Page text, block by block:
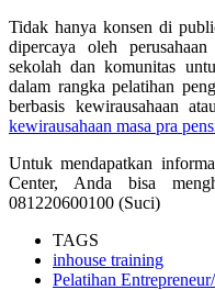
Tidak hanya konsen di
dipercaya oleh
sekolah dan komunitas
dalam rangka pelatihan
berbasis kewirausahaan
kewirausahaan masa pra
Untuk mendapatkan
Center, Anda bisa
081220600100 (Suci)
TAGS
inhouse training
Pelatihan